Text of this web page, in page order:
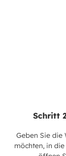
Schritt
Geben Sie die
möchten, in